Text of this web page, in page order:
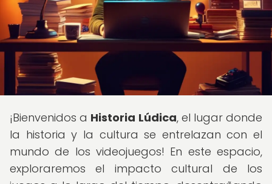
¡Bienvenidos a Historia Lúdica, el lugar donde
la historia y la cultura se entrelazan con el
mundo de los videojuegos! En este espacio,
exploraremos el impacto cultural de los